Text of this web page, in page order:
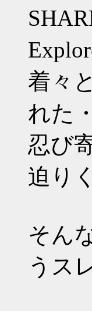
着々
れた
忍び
迫り
そん
うス